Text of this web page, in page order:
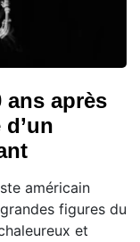
ans après
américain
figures du
et